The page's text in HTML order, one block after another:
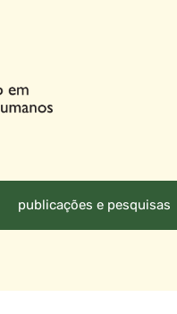
publicações e pesquisas